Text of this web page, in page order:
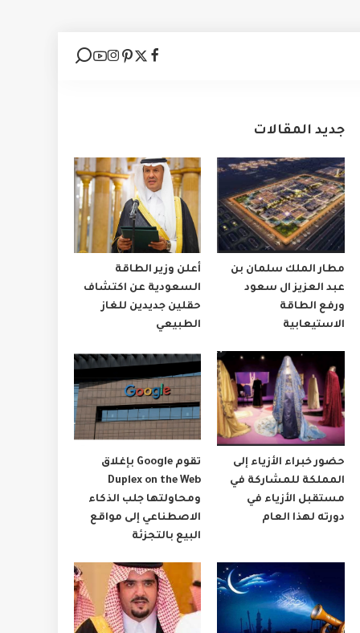
جديد المقالات
مطار الملك سلمان بن
عبد العزيز ال سعود
ورفع الطاقة
الاستيعابية
أعلن وزير الطاقة
السعودية عن اكتشاف
حقلين جديدين للغاز
الطبيعي
حضور خبراء الأزياء إلى
المملكة للمشاركة في
مستقبل الأزياء في
دورته لهذا العام
تقوم Google بإغلاق
Duplex on the Web
ومحاولتها جلب الذكاء
الاصطناعي إلى مواقع
البيع بالتجزئة